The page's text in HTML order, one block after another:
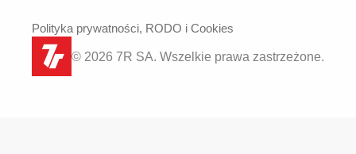
© 2026 7R SA. Wszelkie prawa zastrzeżone.
Polityka prywatności, RODO i Cookies